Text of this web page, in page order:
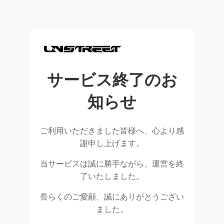
サービス終了のお
知らせ
ご利用いただきました皆様へ、心より感
謝申し上げます。
当サービスは誠に勝手ながら、運営を終
了いたしました。
長らくのご愛顧、誠にありがとうござい
ました。